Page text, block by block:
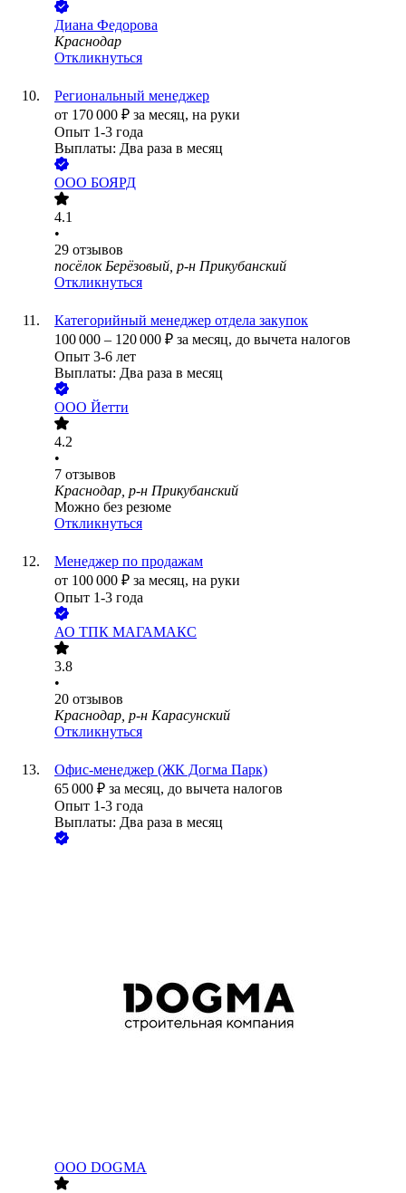
Диана Федорова
Краснодар
Откликнуться
Региональный менеджер
от 170 000 ₽ за месяц, на руки
Опыт 1-3 года
Выплаты: Два раза в месяц
ООО БОЯРД
4.1
•
29 отзывов
посёлок Берёзовый, р-н Прикубанский
Откликнуться
Категорийный менеджер отдела закупок
100 000 – 120 000 ₽ за месяц, до вычета налогов
Опыт 3-6 лет
Выплаты: Два раза в месяц
ООО Йетти
4.2
•
7 отзывов
Краснодар, р-н Прикубанский
Можно без резюме
Откликнуться
Менеджер по продажам
от 100 000 ₽ за месяц, на руки
Опыт 1-3 года
АО ТПК МАГАМАКС
3.8
•
20 отзывов
Краснодар, р-н Карасунский
Откликнуться
Офис-менеджер (ЖК Догма Парк)
65 000 ₽ за месяц, до вычета налогов
Опыт 1-3 года
Выплаты: Два раза в месяц
ООО DOGMA